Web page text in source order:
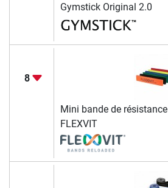
Gymstick Original 2.0
8
Mini bande de résistance
FLEXVIT